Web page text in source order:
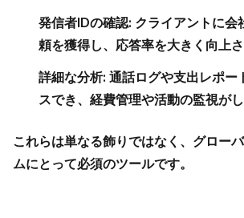
発信者IDの確認: クライアントに会
頼を獲得し、応答率を大きく向上さ
詳細な分析: 通話ログや支出レポー
スでき、経費管理や活動の監視がし
これらは単なる飾りではなく、グロー
ムにとって必須のツールです。